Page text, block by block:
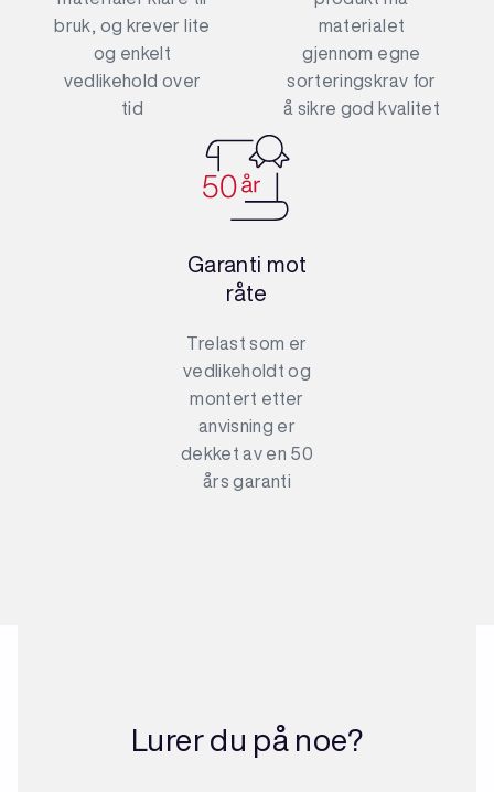
bruk, og krever lite
og enkelt
vedlikehold over
tid
materialet
gjennom egne
sorteringskrav for
å sikre god kvalitet
Garanti mot
råte
Trelast som er
vedlikeholdt og
montert etter
anvisning er
dekket av en 50
års garanti
Lurer du på noe?